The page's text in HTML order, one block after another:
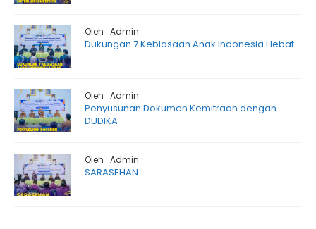
Oleh : Admin
Dukungan 7 Kebiasaan Anak Indonesia Hebat
Oleh : Admin
Penyusunan Dokumen Kemitraan dengan
DUDIKA
Oleh : Admin
SARASEHAN